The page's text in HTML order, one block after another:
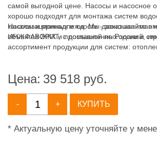
самой выгодной цене. Насосы и насосное
хорошо подходят для монтажа систем
канализационных и т.д. Мы давно
объектов ЖКХ и промышленных зданий,
ассортимент продукции для систем:
Насосы и принадлежности - заказывайте в
ИНЖФАВОРИТ, с доставкой по России и
Цена: 39 518 руб.
- + КУПИТЬ
* Актуальную цену уточняйте у